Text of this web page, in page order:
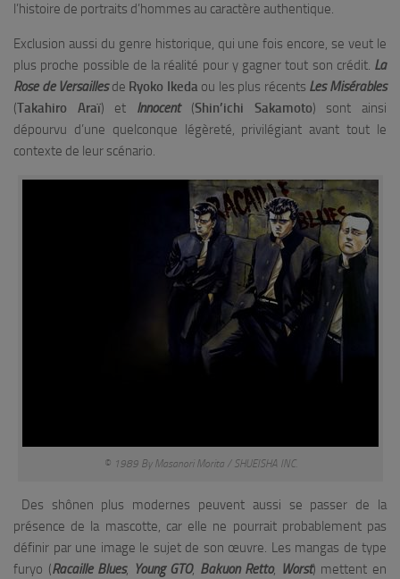
l’histoire de portraits d’hommes au caractère authentique.
Exclusion aussi du genre historique, qui une fois encore, se veut le
plus proche possible de la réalité pour y gagner tout son crédit. La
Rose de Versaillesde Ryoko Ikeda ou les plus récents Les Misérables
(Takahiro Araï) et Innocent(Shin’ichi Sakamoto) sont ainsi
dépourvu d’une quelconque légèreté, privilégiant avant tout le
contexte de leur scénario.
© 1989 By Masanori Morita / SHUEISHA INC.
Des shônen plus modernes peuvent aussi se passer de la
présence de la mascotte, car elle ne pourrait probablement pas
définir par une image le sujet de son œuvre. Les mangas de type
furyo (Racaille Blues, Young GTO, Bakuon Retto, Worst) mettent en